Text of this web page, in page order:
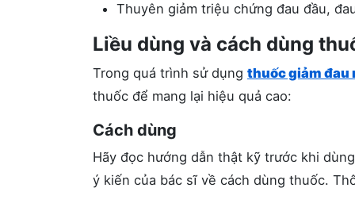
Thuyên giảm triệu chứng đau đầu,
Liều dùng và cách dùng
Trong quá trình sử dụng thuốc giảm đau
thuốc để mang lại hiệu quả cao:
Cách dùng
Hãy đọc hướng dẫn thật kỹ trước khi
ý kiến của bác sĩ về cách dùng thuốc.